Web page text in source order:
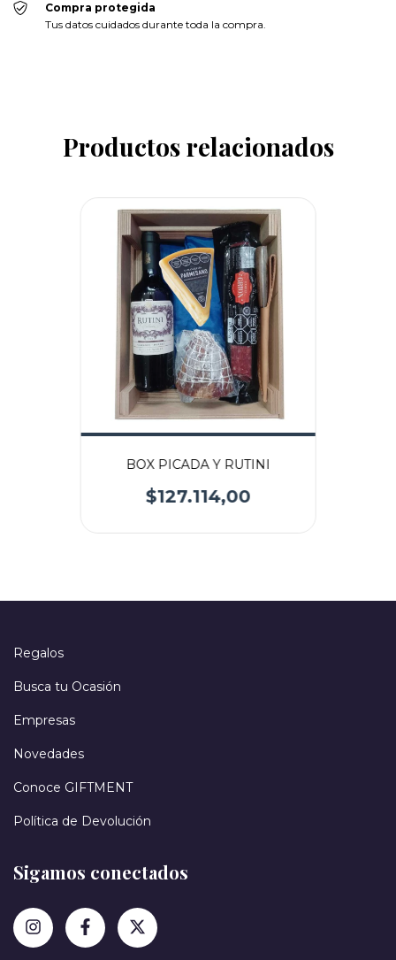
Compra protegida
Tus datos cuidados durante toda la compra.
Productos relacionados
BOX PICADA Y RUTINI
$127.114,00
Regalos
Busca tu Ocasión
Empresas
Novedades
Conoce GIFTMENT
Política de Devolución
Sigamos conectados